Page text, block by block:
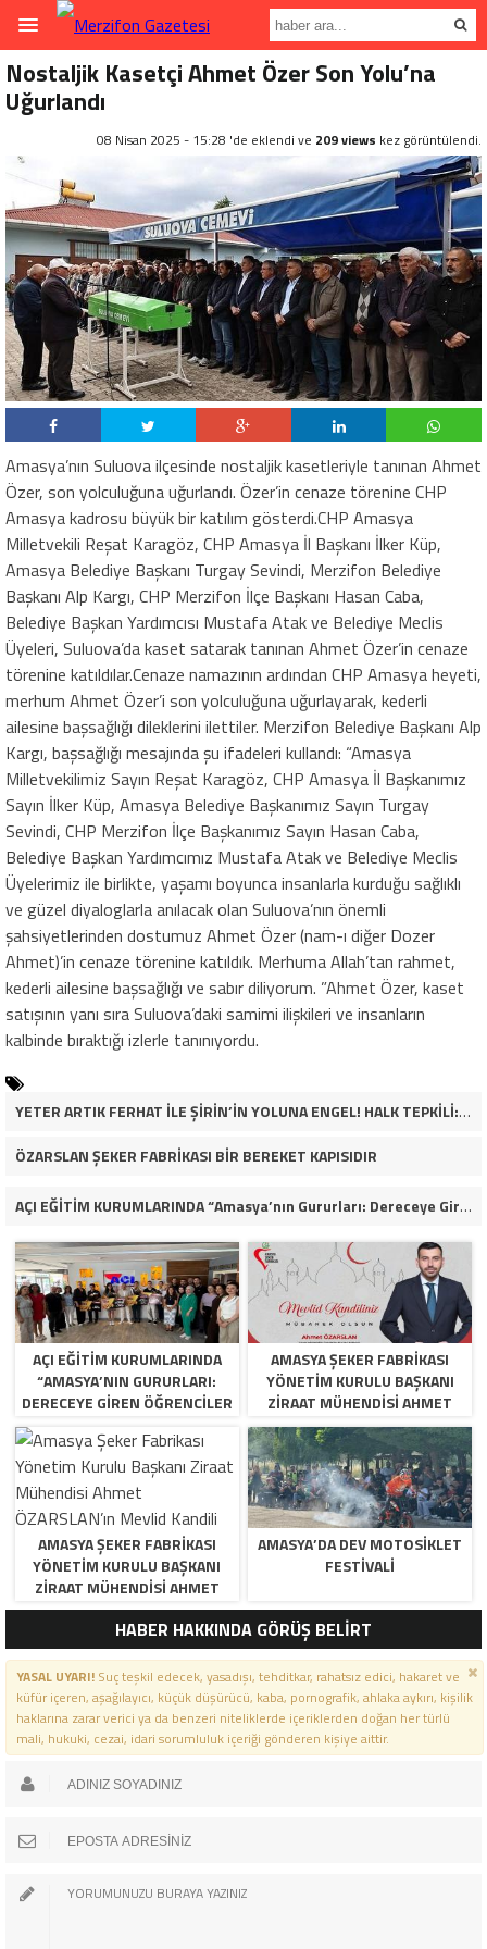
Nostaljik Kasetçi Ahmet Özer Son Yolu’na
Uğurlandı
08 Nisan 2025 - 15:28 'de eklendi ve 209 views kez görüntülendi.
Amasya’nın Suluova ilçesinde nostaljik kasetleriyle tanınan Ahmet
Özer, son yolculuğuna uğurlandı. Özer’in cenaze törenine CHP
Amasya kadrosu büyük bir katılım gösterdi.CHP Amasya
Milletvekili Reşat Karagöz, CHP Amasya İl Başkanı İlker Küp,
Amasya Belediye Başkanı Turgay Sevindi, Merzifon Belediye
Başkanı Alp Kargı, CHP Merzifon İlçe Başkanı Hasan Caba,
Belediye Başkan Yardımcısı Mustafa Atak ve Belediye Meclis
Üyeleri, Suluova’da kaset satarak tanınan Ahmet Özer’in cenaze
törenine katıldılar.Cenaze namazının ardından CHP Amasya heyeti,
merhum Ahmet Özer’i son yolculuğuna uğurlayarak, kederli
ailesine başsağlığı dileklerini ilettiler. Merzifon Belediye Başkanı Alp
Kargı, başsağlığı mesajında şu ifadeleri kullandı: “Amasya
Milletvekilimiz Sayın Reşat Karagöz, CHP Amasya İl Başkanımız
Sayın İlker Küp, Amasya Belediye Başkanımız Sayın Turgay
Sevindi, CHP Merzifon İlçe Başkanımız Sayın Hasan Caba,
Belediye Başkan Yardımcımız Mustafa Atak ve Belediye Meclis
Üyelerimiz ile birlikte, yaşamı boyunca insanlarla kurduğu sağlıklı
ve güzel diyaloglarla anılacak olan Suluova’nın önemli
şahsiyetlerinden dostumuz Ahmet Özer (nam-ı diğer Dozer
Ahmet)’in cenaze törenine katıldık. Merhuma Allah’tan rahmet,
kederli ailesine başsağlığı ve sabır diliyorum. ”Ahmet Özer, kaset
satışının yanı sıra Suluova’daki samimi ilişkileri ve insanların
kalbinde bıraktığı izlerle tanınıyordu.
YETER ARTIK FERHAT İLE ŞİRİN’İN YOLUNA ENGEL! HALK TEPKİLİ: “YOLU KAPATMAK ÇÖZÜM DEĞİL, GÖREVİNİ YAP!”
ÖZARSLAN ŞEKER FABRİKASI BİR BEREKET KAPISIDIR
AÇI EĞİTİM KURUMLARINDA “Amasya’nın Gururları: Dereceye Giren Öğrenciler İçin Anlamlı Tören”
AÇI EĞİTİM KURUMLARINDA
“AMASYA’NIN GURURLARI:
DERECEYE GIREN ÖĞRENCILER
AMASYA ŞEKER FABRIKASI
YÖNETIM KURULU BAŞKANI
ZIRAAT MÜHENDISI AHMET
ÖZARSLAN’IN MEVLID KANDILI
MESAJI
AMASYA ŞEKER FABRIKASI
YÖNETIM KURULU BAŞKANI
ZIRAAT MÜHENDISI AHMET
ÖZARSLAN’IN MEVLID KANDILI
MESAJI
AMASYA’DA DEV MOTOSIKLET
FESTIVALI
HABER HAKKINDA GÖRÜŞ BELİRT
YASAL UYARI!Suç teşkil edecek, yasadışı, tehditkar, rahatsız edici, hakaret ve
küfür içeren, aşağılayıcı, küçük düşürücü, kaba, pornografik, ahlaka aykırı, kişilik
haklarına zarar verici ya da benzeri niteliklerde içeriklerden doğan her türlü
mali, hukuki, cezai, idari sorumluluk içeriği gönderen kişiye aittir.